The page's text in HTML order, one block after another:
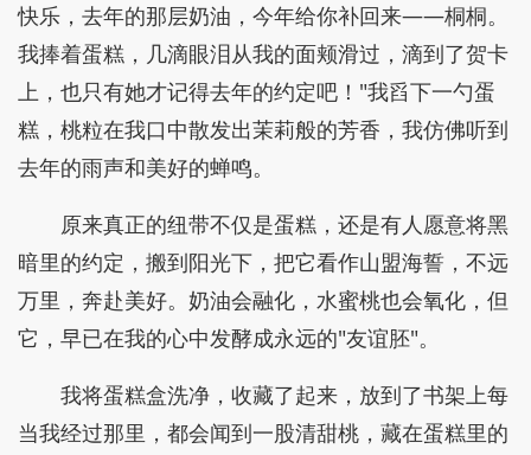
快乐，去年的那层奶油，今年给你补回来——桐桐。
我捧着蛋糕，几滴眼泪从我的面颊滑过，滴到了贺卡
上，也只有她才记得去年的约定吧！"我舀下一勺蛋
糕，桃粒在我口中散发出茉莉般的芳香，我仿佛听到
去年的雨声和美好的蝉鸣。
原来真正的纽带不仅是蛋糕，还是有人愿意将黑
暗里的约定，搬到阳光下，把它看作山盟海誓，不远
万里，奔赴美好。奶油会融化，水蜜桃也会氧化，但
它，早已在我的心中发酵成永远的"友谊胚"。
我将蛋糕盒洗净，收藏了起来，放到了书架上每
当我经过那里，都会闻到一股清甜桃，藏在蛋糕里的